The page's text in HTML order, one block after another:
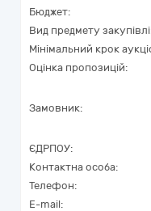
Бюджет:
Вид предмету
Мінімальний крок
Оцінка пропозицій:
Замовник:
ЄДРПОУ:
Контактна особа:
Телефон:
E-mail: